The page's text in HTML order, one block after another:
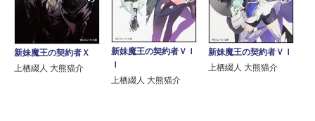
新妹魔王の契約者Ｘ
上栖綴人 大熊猫介
新妹魔王の契約者ＶＩ
Ｉ
上栖綴人 大熊猫介
新妹魔王の契約者ＶＩ
上栖綴人 大熊猫介